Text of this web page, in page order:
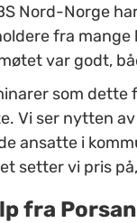
Nord-Norge
fra mange
var godt,
som dette
Vi ser nytten
ansatte i
setter vi pris
fra